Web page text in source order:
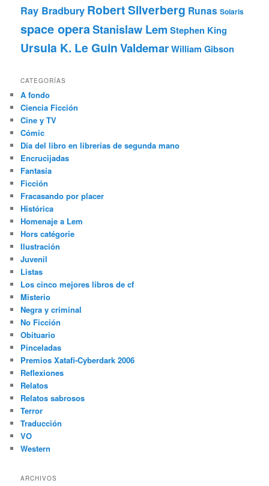
Ray Bradbury Robert Silverberg Runas Solaris
space operaStanislaw Lem Stephen King
Ursula K. Le GuinValdemarWilliam Gibson
CATEGORÍAS
A fondo
Ciencia Ficción
Cine y TV
Cómic
Día del libro en librerías de segunda mano
Encrucijadas
Fantasía
Ficción
Fracasando por placer
Histórica
Homenaje a Lem
Hors catégorie
Ilustración
Juvenil
Listas
Los cinco mejores libros de cf
Misterio
Negra y criminal
No Ficción
Obituario
Pinceladas
Premios Xatafi-Cyberdark 2006
Reflexiones
Relatos
Relatos sabrosos
Terror
Traducción
VO
Western
ARCHIVOS